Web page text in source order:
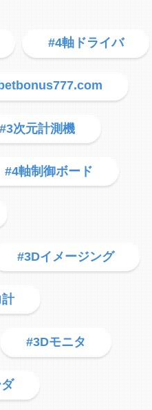
#4軸ドライバ
#3次元計測機
#4軸制御ボード
#3Dイメージング
#3Dモニタ